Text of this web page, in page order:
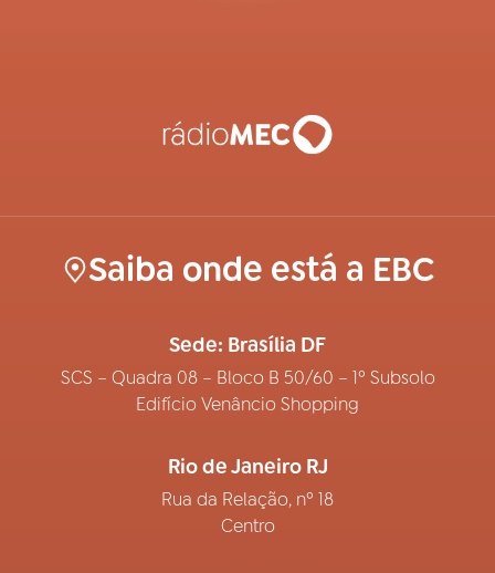
Saiba onde está a EBC
Sede: Brasília DF
SCS – Quadra 08 – Bloco B 50/60 – 1º Subsolo
Edifício Venâncio Shopping
Rio de Janeiro RJ
Rua da Relação, nº 18
Centro